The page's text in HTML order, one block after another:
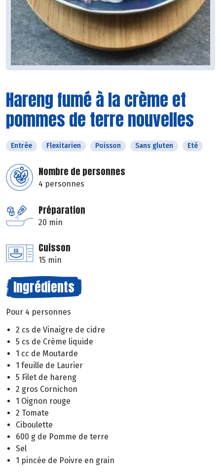
Hareng fumé à la crème et
pommes de terre nouvelles
Entrée Flexitarien Poisson Sans gluten Eté
Nombre de personnes
4 personnes
Préparation
20 min
Cuisson
15 min
Ingrédients
Pour 4 personnes
2 cs de Vinaigre de cidre
5 cs de Crème liquide
1 cc de Moutarde
1 feuille de Laurier
5 Filet de hareng
2 gros Cornichon
1 Oignon rouge
2 Tomate
Ciboulette
600 g de Pomme de terre
Sel
1 pincée de Poivre en grain